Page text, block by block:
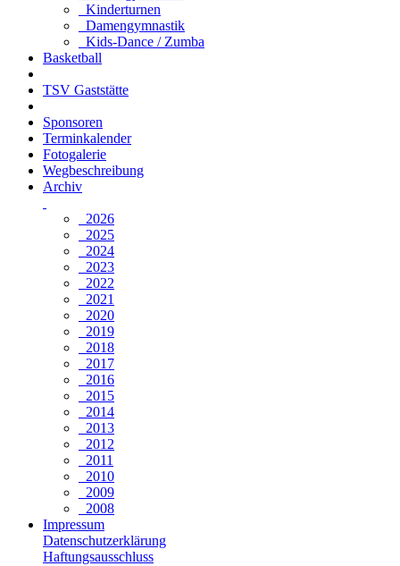
Kinderturnen
Damengymnastik
Kids-Dance / Zumba
Basketball
TSV Gaststätte
Sponsoren
Terminkalender
Fotogalerie
Wegbeschreibung
Archiv
2026
2025
2024
2023
2022
2021
2020
2019
2018
2017
2016
2015
2014
2013
2012
2011
2010
2009
2008
Impressum
Datenschutzerklärung
Haftungsausschluss